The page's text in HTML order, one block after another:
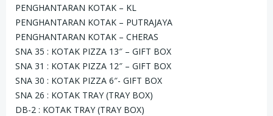
PENGHANTARAN KOTAK – KL
PENGHANTARAN KOTAK – PUTRAJAYA
PENGHANTARAN KOTAK – CHERAS
SNA 35 : KOTAK PIZZA 13″ – GIFT BOX
SNA 31 : KOTAK PIZZA 12″ – GIFT BOX
SNA 30 : KOTAK PIZZA 6″- GIFT BOX
SNA 26 : KOTAK TRAY (TRAY BOX)
DB-2 : KOTAK TRAY (TRAY BOX)